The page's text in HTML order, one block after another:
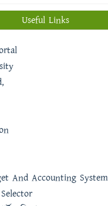
And Accounting System
অধিদপ্তর